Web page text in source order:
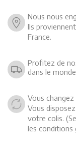
Nous nous
Ils
France.
Profitez de
dans le
Vous changez
Vous
votre colis.
les conditions